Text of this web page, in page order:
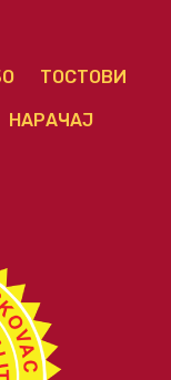
ТОСТОВИ
НАРАЧАЈ